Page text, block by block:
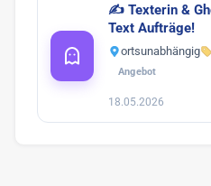
✍️ Texterin &
Text Aufträge!
ortsunabhängig
Angebot
18.05.2026